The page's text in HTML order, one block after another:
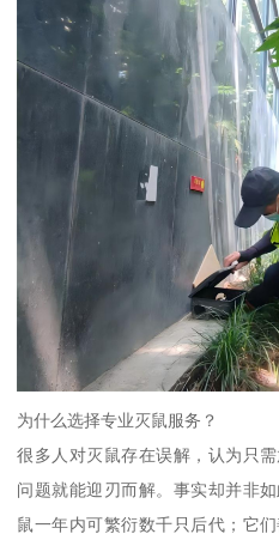
为什么选择专业灭鼠服务？
很多人对灭鼠存在误解，认为只
问题就能迎刃而解。事实却并非
鼠一年内可繁衍数千只后代；它